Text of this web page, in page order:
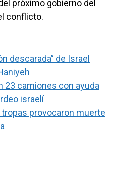
próximo gobierno del
conflicto.
descarada” de Israel
23 camiones con ayuda
israelí
provocaron muerte